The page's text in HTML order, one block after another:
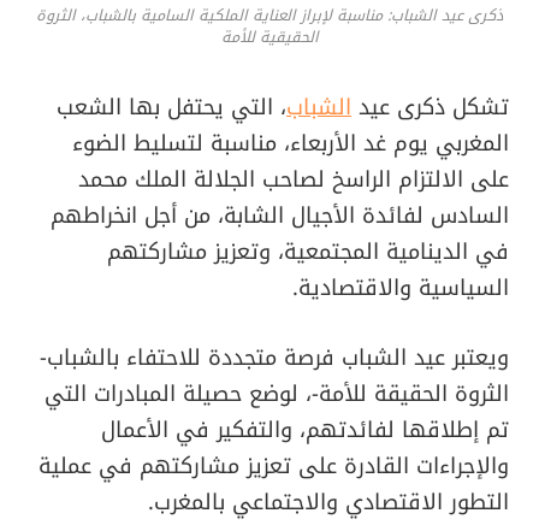
ذكرى عيد الشباب: مناسبة لإبراز العناية الملكية السامية بالشباب، الثروة
الحقيقية للأمة
تشكل ذكرى عيدالشباب، التي يحتفل بها الشعب
المغربي يوم غد الأربعاء، مناسبة لتسليط الضوء
على الالتزام الراسخ لصاحب الجلالة الملك محمد
السادس لفائدة الأجيال الشابة، من أجل انخراطهم
في الدينامية المجتمعية، وتعزيز مشاركتهم
السياسية والاقتصادية.
ويعتبر عيد الشباب فرصة متجددة للاحتفاء بالشباب-
الثروة الحقيقة للأمة-، لوضع حصيلة المبادرات التي
تم إطلاقها لفائدتهم، والتفكير في الأعمال
والإجراءات القادرة على تعزيز مشاركتهم في عملية
التطور الاقتصادي والاجتماعي بالمغرب.